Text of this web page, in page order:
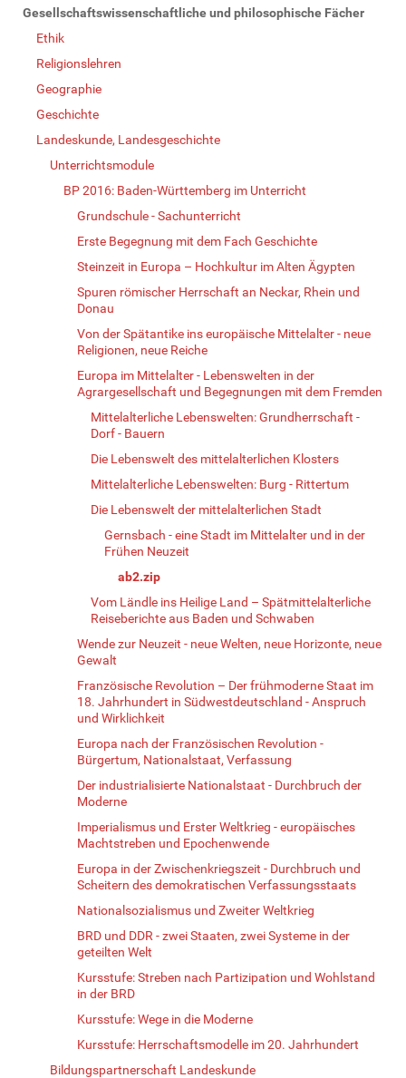
Gesellschaftswissenschaftliche und philosophische Fächer
Ethik
Religionslehren
Geographie
Geschichte
Landeskunde, Landesgeschichte
Unterrichtsmodule
BP 2016: Baden-Württemberg im Unterricht
Grundschule - Sachunterricht
Erste Begegnung mit dem Fach Geschichte
Steinzeit in Europa – Hochkultur im Alten Ägypten
Spuren römischer Herrschaft an Neckar, Rhein und
Donau
Von der Spätantike ins europäische Mittelalter - neue
Religionen, neue Reiche
Europa im Mittelalter - Lebenswelten in der
Agrargesellschaft und Begegnungen mit dem Fremden
Mittelalterliche Lebenswelten: Grundherrschaft -
Dorf - Bauern
Die Lebenswelt des mittelalterlichen Klosters
Mittelalterliche Lebenswelten: Burg - Rittertum
Die Lebenswelt der mittelalterlichen Stadt
Gernsbach - eine Stadt im Mittelalter und in der
Frühen Neuzeit
ab2.zip
Vom Ländle ins Heilige Land – Spätmittelalterliche
Reiseberichte aus Baden und Schwaben
Wende zur Neuzeit - neue Welten, neue Horizonte, neue
Gewalt
Französische Revolution – Der frühmoderne Staat im
18. Jahrhundert in Südwestdeutschland - Anspruch
und Wirklichkeit
Europa nach der Französischen Revolution -
Bürgertum, Nationalstaat, Verfassung
Der industrialisierte Nationalstaat - Durchbruch der
Moderne
Imperialismus und Erster Weltkrieg - europäisches
Machtstreben und Epochenwende
Europa in der Zwischenkriegszeit - Durchbruch und
Scheitern des demokratischen Verfassungsstaats
Nationalsozialismus und Zweiter Weltkrieg
BRD und DDR - zwei Staaten, zwei Systeme in der
geteilten Welt
Kursstufe: Streben nach Partizipation und Wohlstand
in der BRD
Kursstufe: Wege in die Moderne
Kursstufe: Herrschaftsmodelle im 20. Jahrhundert
Bildungspartnerschaft Landeskunde